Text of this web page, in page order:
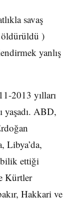
savaş
)
yanlış
2013 yılları
yaşadı. ABD,
Libya’da,
ettiği
Kürtler
Hakkari ve